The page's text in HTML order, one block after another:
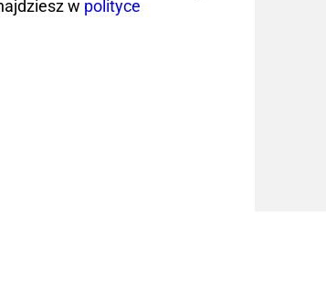
w polityce